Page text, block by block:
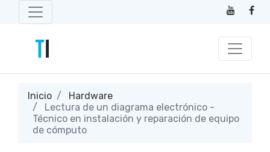
Inicio
Hardware
Lectura de un diagrama electrónico -
Técnico en instalación y reparación de equipo
de cómputo